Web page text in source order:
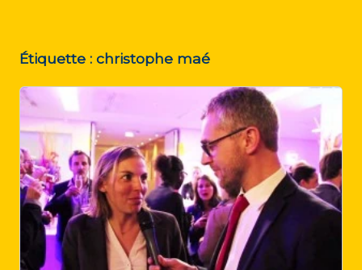
Étiquette : christophe maé